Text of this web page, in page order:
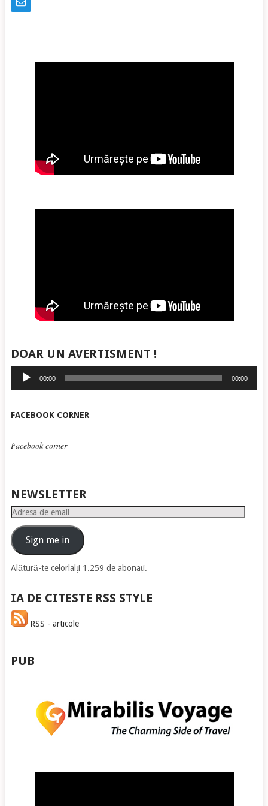
DOAR UN AVERTISMENT !
Player
audio
00:00 00:00
FACEBOOK CORNER
Facebook corner
NEWSLETTER
Adresa
emailSign me in
Alătură-te celorlalți 1.259 de abonați.
IA DE CITESTE RSS STYLE
RSS - articole
PUB